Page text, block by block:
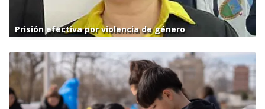
Prisión efectiva por violencia de género